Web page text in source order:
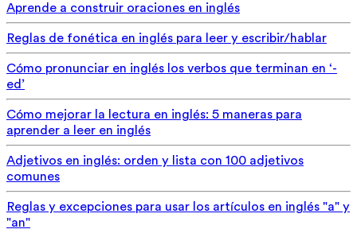
Aprende a construir oraciones en inglés
Reglas de fonética en inglés para leer y escribir/hablar
Cómo pronunciar en inglés los verbos que terminan en ‘-
ed’
Cómo mejorar la lectura en inglés: 5 maneras para
aprender a leer en inglés
Adjetivos en inglés: orden y lista con 100 adjetivos
comunes
Reglas y excepciones para usar los artículos en inglés "a" y
"an"